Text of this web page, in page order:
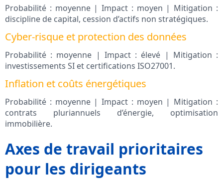
Probabilité : moyenne | Impact : moyen | Mitigation :
discipline de capital, cession d’actifs non stratégiques.
Cyber-risque et protection des données
Probabilité : moyenne | Impact : élevé | Mitigation :
investissements SI et certifications ISO27001.
Inflation et coûts énergétiques
Probabilité : moyenne | Impact : moyen | Mitigation :
contrats pluriannuels d’énergie, optimisation
immobilière.
Axes de travail prioritaires
pour les dirigeants